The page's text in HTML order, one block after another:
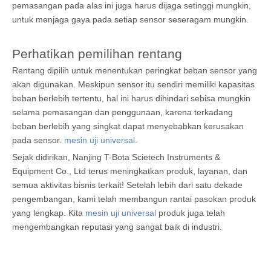
pemasangan pada alas ini juga harus dijaga setinggi mungkin,
untuk menjaga gaya pada setiap sensor seseragam mungkin.
Perhatikan pemilihan rentang
Rentang dipilih untuk menentukan peringkat beban sensor yang
akan digunakan. Meskipun sensor itu sendiri memiliki kapasitas
beban berlebih tertentu, hal ini harus dihindari sebisa mungkin
selama pemasangan dan penggunaan, karena terkadang
beban berlebih yang singkat dapat menyebabkan kerusakan
pada sensor. mesin uji universal
Sejak didirikan, Nanjing T-Bota Scietech Instruments &
Equipment Co., Ltd terus meningkatkan produk, layanan, dan
semua aktivitas bisnis terkait! Setelah lebih dari satu dekade
pengembangan, kami telah membangun rantai pasokan produk
yang lengkap. Kita mesin uji universal produk juga telah
mengembangkan reputasi yang sangat baik di industri.